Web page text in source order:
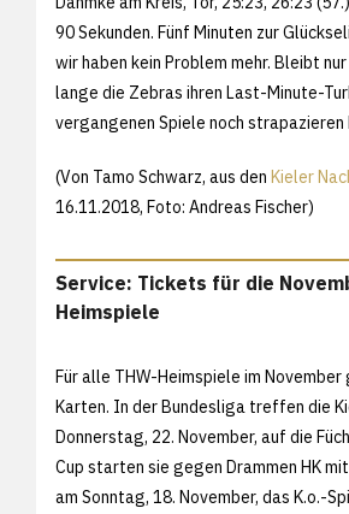
90 Sekunden. Fünf Minuten zur
wir haben kein Problem mehr. Bleibt
lange die Zebras ihren Last-Minute-
vergangenen Spiele noch strapazieren
(Von Tamo Schwarz, aus den Kieler
16.11.2018, Foto: Andreas Fischer)
Service: Tickets für die
Heimspiele
Für alle THW-Heimspiele im November
Karten. In der Bundesliga treffen die
Donnerstag, 22. November, auf die
Cup starten sie gegen Drammen HK
am Sonntag, 18. November, das K.o.-